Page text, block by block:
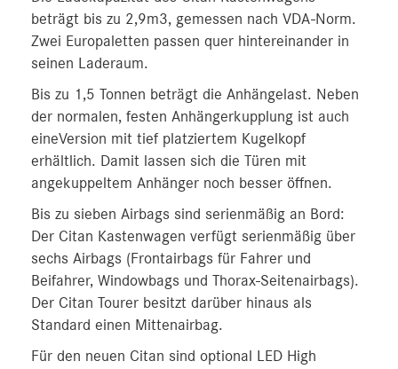
beträgt bis zu 2,9m3, gemessen nach VDA-Norm.
Zwei Europaletten passen quer hintereinander in
seinen Laderaum.
Bis zu 1,5 Tonnen beträgt die Anhängelast. Neben
der normalen, festen Anhängerkupplung ist auch
eineVersion mit tief platziertem Kugelkopf
erhältlich. Damit lassen sich die Türen mit
angekuppeltem Anhänger noch besser öffnen.
Bis zu sieben Airbags sind serienmäßig an Bord:
Der Citan Kastenwagen verfügt serienmäßig über
sechs Airbags (Frontairbags für Fahrer und
Beifahrer, Windowbags und Thorax-Seitenairbags).
Der Citan Tourer besitzt darüber hinaus als
Standard einen Mittenairbag.
Für den neuen Citan sind optional LED High